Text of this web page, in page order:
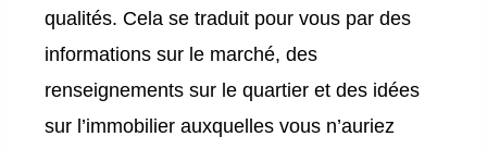
qualités. Cela se traduit pour vous par des
informations sur le marché, des
renseignements sur le quartier et des idées
sur l’immobilier auxquelles vous n’auriez